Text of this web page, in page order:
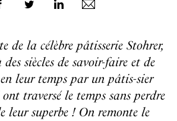
de la célèbre pâtisserie Stohrer,
des siècles de savoir-faire et de
en leur temps par un pâtis-sier
traversé le temps sans perdre
leur superbe ! On remonte le